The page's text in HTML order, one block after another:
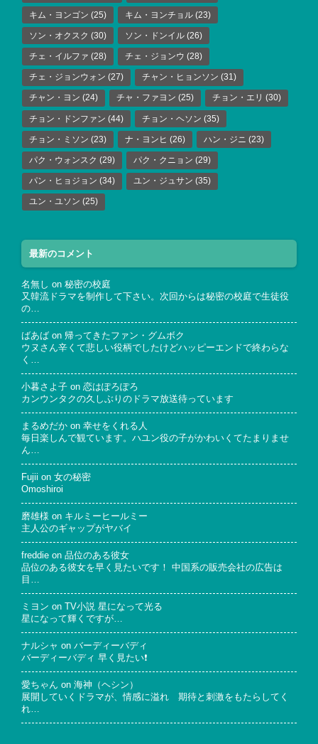
キム・ヨンゴン (25) キム・ヨンチョル (23)
ソン・オクスク (30) ソン・ドンイル (26)
チェ・イルファ (28) チェ・ジョンウ (28)
チェ・ジョンウォン (27) チャン・ヒョンソン (31)
チャン・ヨン (24) チャ・ファヨン (25) チョン・エリ (30)
チョン・ドンファン (44) チョン・ヘソン (35)
チョン・ミソン (23) ナ・ヨンヒ (26) ハン・ジニ (23)
パク・ウォンスク (29) パク・クニョン (29)
パン・ヒョジョン (34) ユン・ジュサン (35)
ユン・ユソン (25)
最新のコメント
名無し on 秘密の校庭
又韓流ドラマを制作して下さい。次回からは秘密の校庭で生徒役
の…
ばあば on 帰ってきたファン・グムボク
ウヌさん辛くて悲しい役柄でしたけどハッピーエンドで終わらな
く…
小暮さよ子 on 恋はぽろぽろ
カンウンタクの久しぶりのドラマ放送待っています
まるめだか on 幸せをくれる人
毎日楽しんで観ています。ハユン役の子がかわいくてたまりませ
ん…
Fujii on 女の秘密
Omoshiroi
磨雄様 on キルミーヒールミー
主人公のギャップがヤバイ
freddie on 品位のある彼女
品位のある彼女を早く見たいです！ 中国系の販売会社の広告は
目…
ミヨン on
TV小説 星になって光る
星になって輝くですが…
ナルシャ on バーディーバディ
バーディーバディ 早く見たい❗
愛ちゃん on 海神（ヘシン）
展開していくドラマが、情感に溢れ 期待と刺激をもたらしてく
れ…